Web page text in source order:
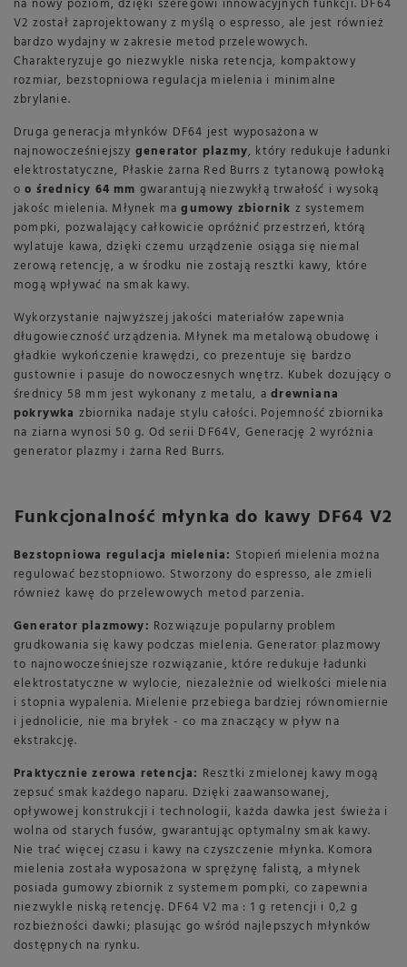
na nowy poziom, dzięki szeregowi innowacyjnych funkcji. DF64
V2 został zaprojektowany z myślą o espresso, ale jest również
bardzo wydajny w zakresie metod przelewowych.
Charakteryzuje go niezwykle niska retencja, kompaktowy
rozmiar, bezstopniowa regulacja mielenia i minimalne
zbrylanie.
Druga generacja młynków DF64 jest wyposażona w
najnowocześniejszy generator plazmy, który redukuje ładunki
elektrostatyczne, Płaskie żarna Red Burrs z tytanową powłoką
oo średnicy 64 mm gwarantują niezwykłą trwałość i wysoką
jakośc mielenia. Młynek magumowy zbiornik z systemem
pompki, pozwalający całkowicie opróżnić przestrzeń, którą
wylatuje kawa, dzięki czemu urządzenie osiąga się niemal
zerową retencję, a w środku nie zostają resztki kawy, które
mogą wpływać na smak kawy.
Wykorzystanie najwyższej jakości materiałów zapewnia
długowieczność urządzenia. Młynek ma metalową obudowę i
gładkie wykończenie krawędzi, co prezentuje się bardzo
gustownie i pasuje do nowoczesnych wnętrz. Kubek dozujący o
średnicy 58 mm jest wykonany z metalu, adrewniana
pokrywka zbiornika nadaje stylu całości. Pojemność zbiornika
na ziarna wynosi 50 g. Od serii DF64V, Generację 2 wyróżnia
generator plazmy i żarna Red Burrs.
Funkcjonalność młynka do kawy DF64 V2
Bezstopniowa regulacja mielenia: Stopień mielenia można
regulować bezstopniowo. Stworzony do espresso, ale zmieli
również kawę do przelewowych metod parzenia.
Generator plazmowy: Rozwiązuje popularny problem
grudkowania się kawy podczas mielenia. Generator plazmowy
to najnowocześniejsze rozwiązanie, które redukuje ładunki
elektrostatyczne w wylocie, niezależnie od wielkości mielenia
i stopnia wypalenia. Mielenie przebiega bardziej równomiernie
i jednolicie, nie ma bryłek - co ma znaczący w pływ na
ekstrakcję.
Praktycznie zerowa retencja: Resztki zmielonej kawy mogą
zepsuć smak każdego naparu. Dzięki zaawansowanej,
opływowej konstrukcji i technologii, każda dawka jest świeża i
wolna od starych fusów, gwarantując optymalny smak kawy.
Nie trać więcej czasu i kawy na czyszczenie młynka. Komora
mielenia została wyposażona w sprężynę falistą, a młynek
posiada gumowy zbiornik z systemem pompki, co zapewnia
niezwykle niską retencję. DF64 V2 ma : 1 g retencji i 0,2 g
rozbieżności dawki; plasując go wśród najlepszych młynków
dostępnych na rynku.